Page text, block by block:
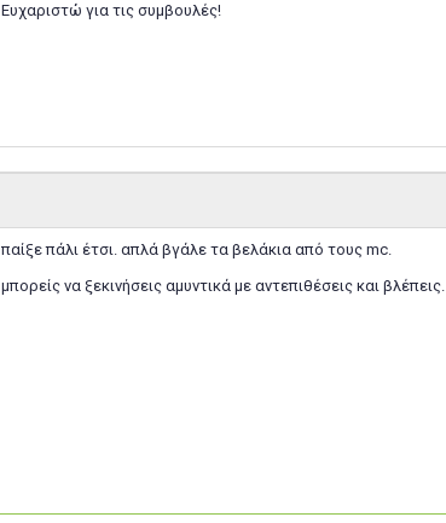
Ευχαριστώ για τις συμβουλές!
παίξε πάλι έτσι. απλά βγάλε τα βελάκια από τους mc.
μπορείς να ξεκινήσεις αμυντικά με αντεπιθέσεις και βλέπεις.